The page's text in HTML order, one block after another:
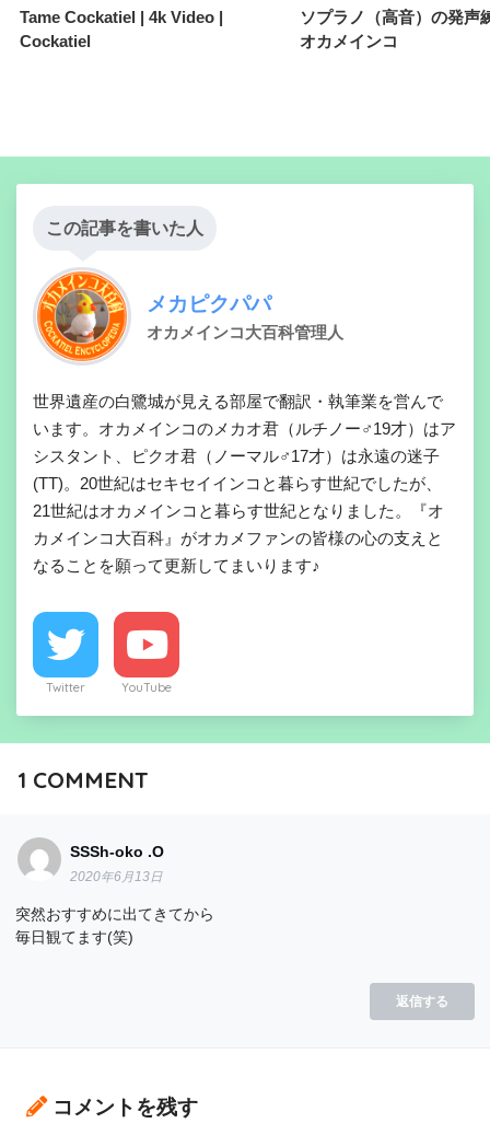
Tame Cockatiel | 4k Video |
Cockatiel
ソプラノ（高音）の発声
オカメインコ
この記事を書いた人
メカピクパパ
オカメインコ大百科管理人
世界遺産の白鷺城が見える部屋で翻訳・執筆業を営んで
います。オカメインコのメカオ君（ルチノー♂19才）はア
シスタント、ピクオ君（ノーマル♂17才）は永遠の迷子
(TT)。20世紀はセキセイインコと暮らす世紀でしたが、
21世紀はオカメインコと暮らす世紀となりました。『オ
カメインコ大百科』がオカメファンの皆様の心の支えと
なることを願って更新してまいります♪
Twitter YouTube
1 COMMENT
SSSh-oko .O
2020年6月13日
突然おすすめに出てきてから
毎日観てます(笑)
返信する
コメントを残す